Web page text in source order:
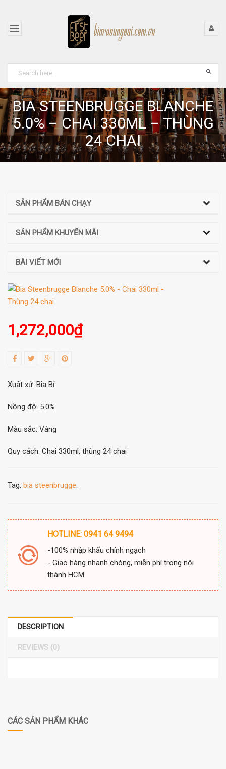
BIA STEENBRUGGE BLANCHE
5.0% – CHAI 330ML – THÙNG
24 CHAI
SẢN PHẨM BÁN CHẠY
SẢN PHẨM KHUYẾN MÃI
BÀI VIẾT MỚI
1,272,000₫
Xuất xứ: Bia Bỉ
Nồng độ: 5.0%
Màu sắc: Vàng
Quy cách: Chai 330ml, thùng 24 chai
Tag: bia steenbrugge.
HOTLINE: 0941 64 9494
-100% nhập khẩu chính ngạch
- Giao hàng nhanh chóng, miễn phí trong nội
thành HCM
DESCRIPTION
REVIEWS (0)
CÁC SẢN PHẨM KHÁC